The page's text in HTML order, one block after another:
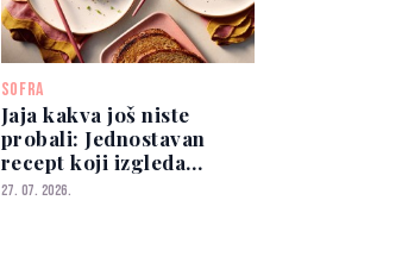
SOFRA
Jaja kakva još niste
probali: Jednostavan
recept koji izgleda
spektakularno
27. 07. 2026.